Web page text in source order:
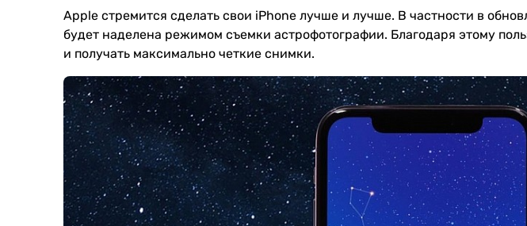
Apple стремится сделать свои iPhone лучше и лучше. В частности в
будет наделена режимом съемки астрофотографии. Благодаря этому
и получать максимально четкие снимки.